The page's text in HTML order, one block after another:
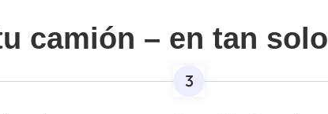
camión – en tan solo